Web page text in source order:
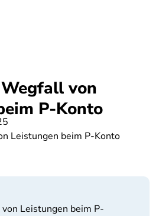
von
P-Konto
Leistungen beim P-Konto
Leistungen beim P-